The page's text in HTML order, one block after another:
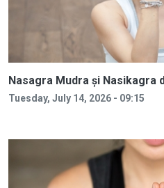
Nasagra Mudra și Nasikagra
Tuesday, July 14, 2026 - 09:15